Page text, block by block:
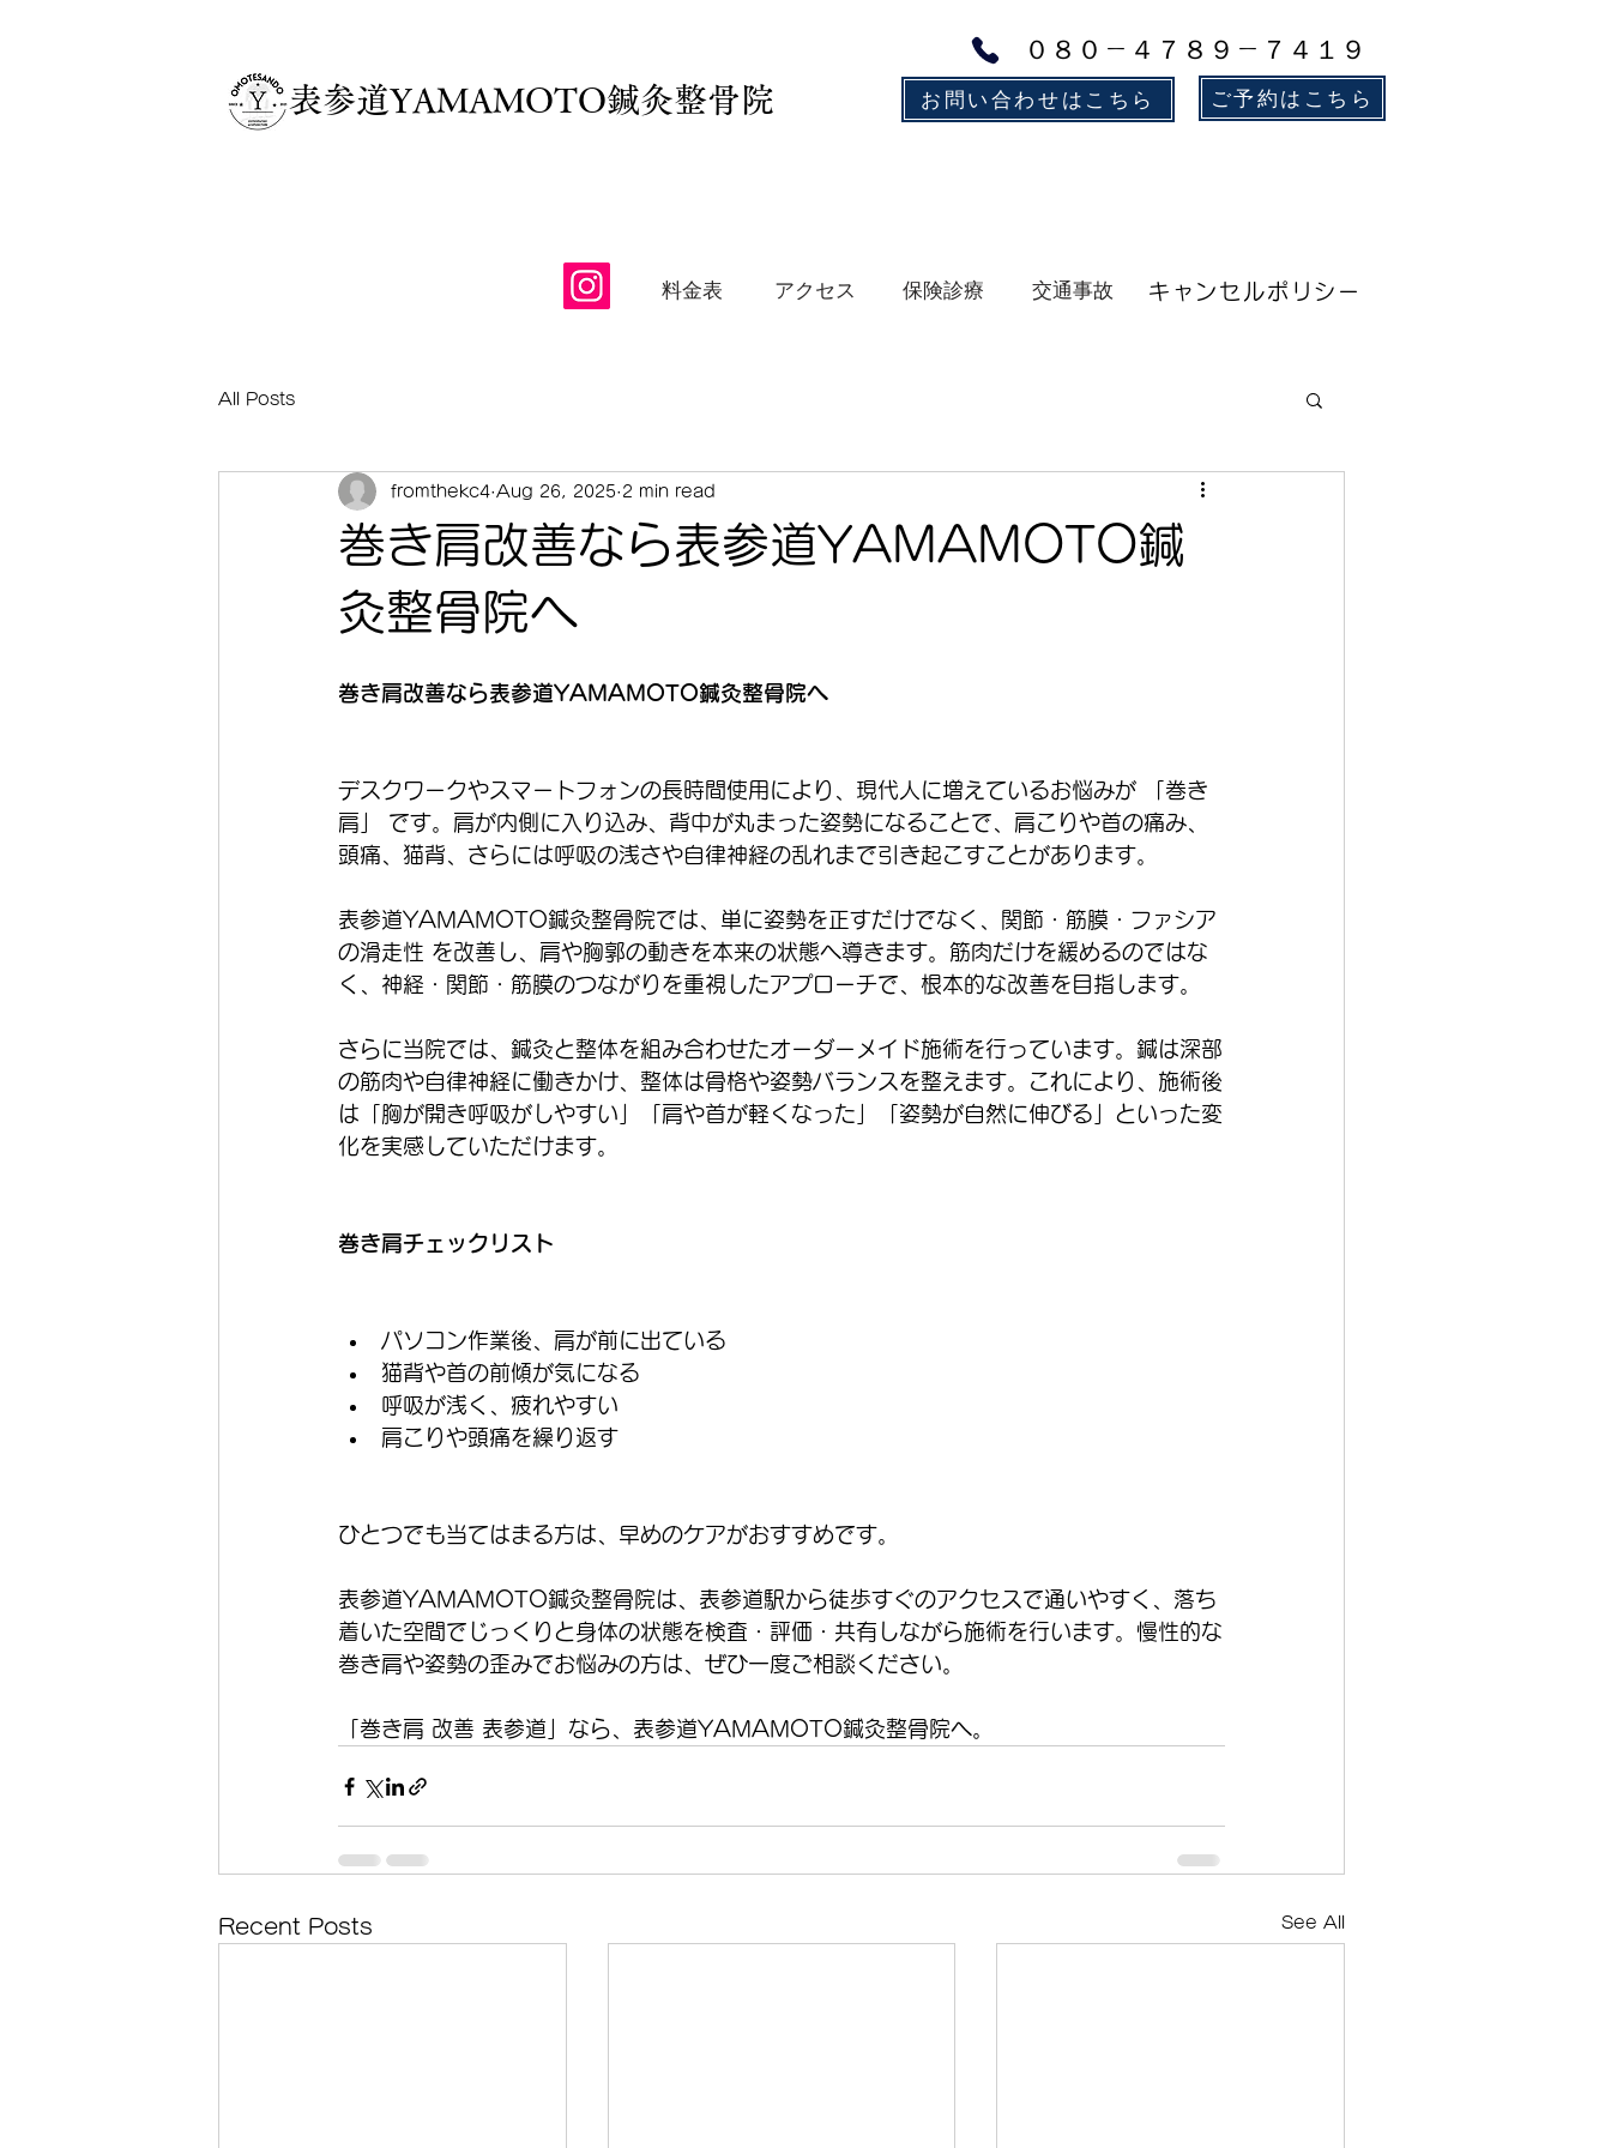
​表参道YAMAMOTO鍼灸整骨院
０８０－４７８９－７４１９
お問い合わせはこちら
ご予約はこちら
料金表 アクセス 保険診療 交通事故 キャンセルポリシー
All Posts
巻き肩改善なら表参道YAMAMOTO鍼
灸整骨院へ
fromthekc4 Aug 26, 2025 2 min read
巻き肩改善なら表参道YAMAMOTO鍼灸整骨院へ
デスクワークやスマートフォンの長時間使用により、現代人に増えているお悩みが 「巻き
肩」 です。肩が内側に入り込み、背中が丸まった姿勢になることで、肩こりや首の痛み、
頭痛、猫背、さらには呼吸の浅さや自律神経の乱れまで引き起こすことがあります。
表参道YAMAMOTO鍼灸整骨院では、単に姿勢を正すだけでなく、関節・筋膜・ファシア
の滑走性 を改善し、肩や胸郭の動きを本来の状態へ導きます。筋肉だけを緩めるのではな
く、神経・関節・筋膜のつながりを重視したアプローチで、根本的な改善を目指します。
さらに当院では、鍼灸と整体を組み合わせたオーダーメイド施術を行っています。鍼は深部
の筋肉や自律神経に働きかけ、整体は骨格や姿勢バランスを整えます。これにより、施術後
は「胸が開き呼吸がしやすい」「肩や首が軽くなった」「姿勢が自然に伸びる」といった変
化を実感していただけます。
巻き肩チェックリスト
パソコン作業後、肩が前に出ている
猫背や首の前傾が気になる
呼吸が浅く、疲れやすい
肩こりや頭痛を繰り返す
ひとつでも当てはまる方は、早めのケアがおすすめです。
表参道YAMAMOTO鍼灸整骨院は、表参道駅から徒歩すぐのアクセスで通いやすく、落ち
着いた空間でじっくりと身体の状態を検査・評価・共有しながら施術を行います。慢性的な
巻き肩や姿勢の歪みでお悩みの方は、ぜひ一度ご相談ください。
「巻き肩 改善 表参道」なら、表参道YAMAMOTO鍼灸整骨院へ。
Recent Posts See All